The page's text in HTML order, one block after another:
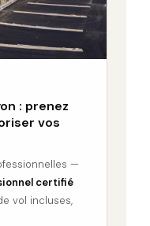
: prenez
vos
—
certifié
vol incluses,